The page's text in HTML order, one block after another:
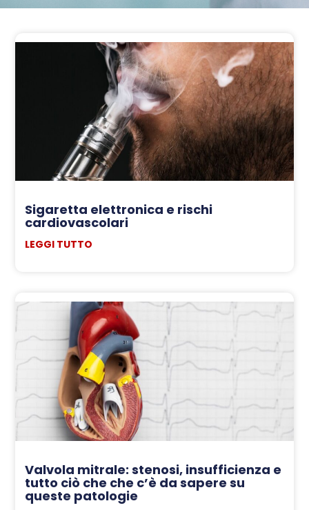
Sigaretta elettronica e rischi
cardiovascolari
LEGGI TUTTO
Valvola mitrale: stenosi, insufficienza e
tutto ciò che che c’è da sapere su
queste patologie